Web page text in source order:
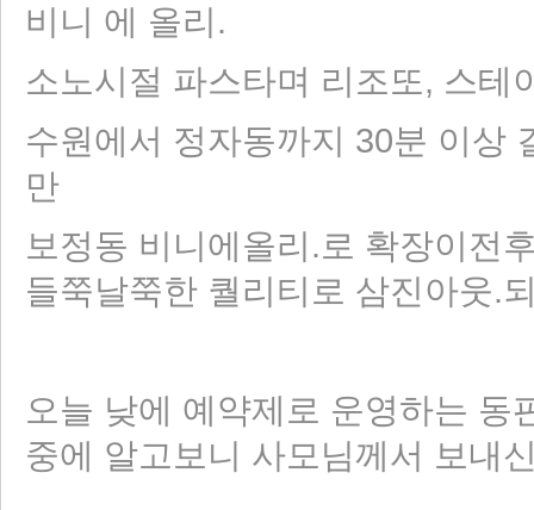
비니 에 올리.
소노시절 파스타며 리조또, 스테
수원에서 정자동까지 30분 이상
만
보정동 비니에올리.로 확장이전
들쭉날쭉한 퀄리티로 삼진아웃.
오늘 낮에 예약제로 운영하는
중에 알고보니 사모님께서 보내